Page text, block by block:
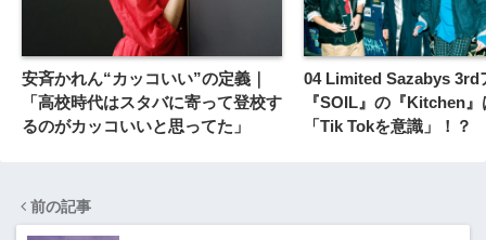
安斉かれん“カッコいい”の定義｜
「高校時代はスタバに寄って登校す
るのがカッコいいと思ってた」
04 Limited Sazabys 3rd
『SOIL』の『Kitchen
「Tik Tokを意識」！？
前の記事